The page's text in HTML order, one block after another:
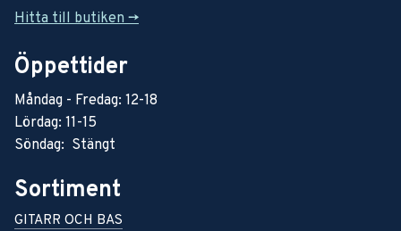
Hitta till butiken ->
Öppettider
Måndag - Fredag: 12-18
Lördag: 11-15
Söndag: Stängt
Sortiment
GITARR OCH BAS